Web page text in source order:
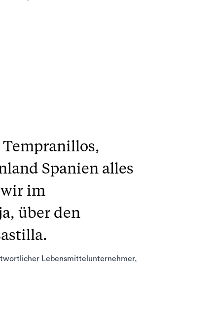
Spanien alles
wir im
über den
Lebensmittelunternehmer,